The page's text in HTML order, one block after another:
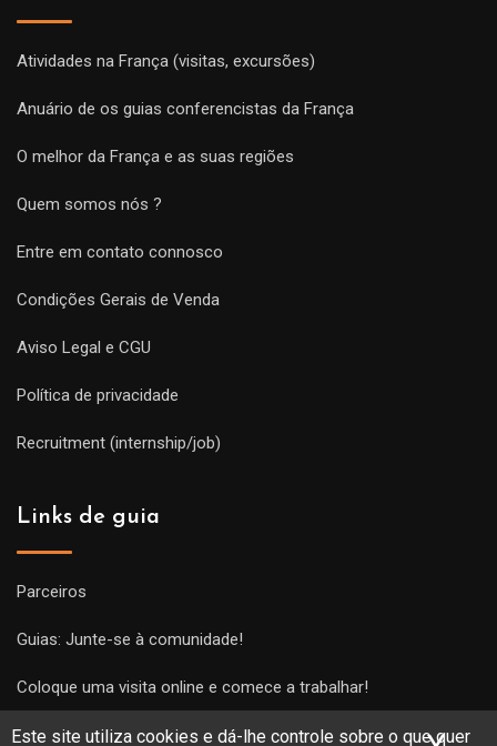
Este site utiliza cookies e dá-lhe controle sobre o que quer
Atividades na França (visitas, excursões)
Anuário de os guias conferencistas da França
O melhor da França e as suas regiões
Quem somos nós ?
Entre em contato connosco
Condições Gerais de Venda
Aviso Legal e CGU
Política de privacidade
Recruitment (internship/job)
Links de guia
Parceiros
Guias: Junte-se à comunidade!
Coloque uma visita online e comece a trabalhar!